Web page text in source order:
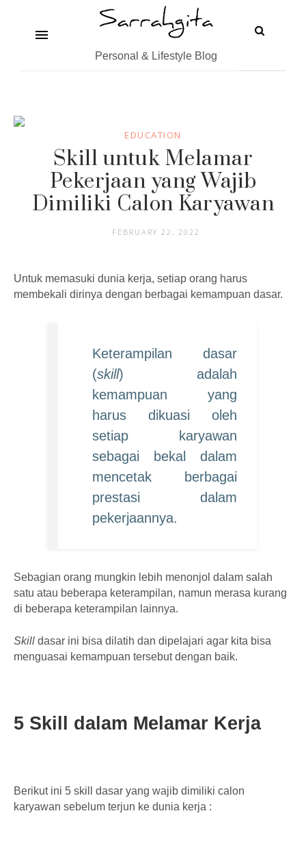
Personal & Lifestyle Blog
EDUCATION
Skill untuk Melamar
Pekerjaan yang Wajib
Dimiliki Calon Karyawan
FEBRUARY 22, 2022
Untuk memasuki dunia kerja, setiap orang harus
membekali dirinya dengan berbagai kemampuan dasar.
Keterampilan dasar
(skill) adalah
kemampuan yang
harus dikuasi oleh
setiap karyawan
sebagai bekal dalam
mencetak berbagai
prestasi dalam
pekerjaannya.
Sebagian orang mungkin lebih menonjol dalam salah
satu atau beberapa keterampilan, namun merasa kurang
di beberapa keterampilan lainnya.
Skill dasar ini bisa dilatih dan dipelajari agar kita bisa
menguasai kemampuan tersebut dengan baik.
5 Skill dalam Melamar Kerja
Berikut ini 5 skill dasar yang wajib dimiliki calon
karyawan sebelum terjun ke dunia kerja :